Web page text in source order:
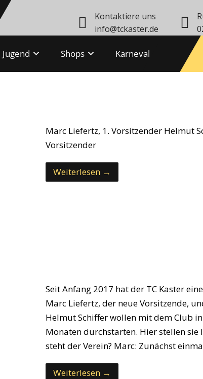
Kontaktiere uns
info@tckaster.de
Jugend Shops Karneval
Marc Liefertz, 1. Vorsitzender Helmut
Vorsitzender
Weiterlesen →
Seit Anfang 2017 hat der TC Kaster
Marc Liefertz, der neue Vorsitzende,
Helmut Schiffer wollen mit dem Club
Monaten durchstarten. Hier stellen sie
steht der Verein? Marc: Zunächst
Weiterlesen →